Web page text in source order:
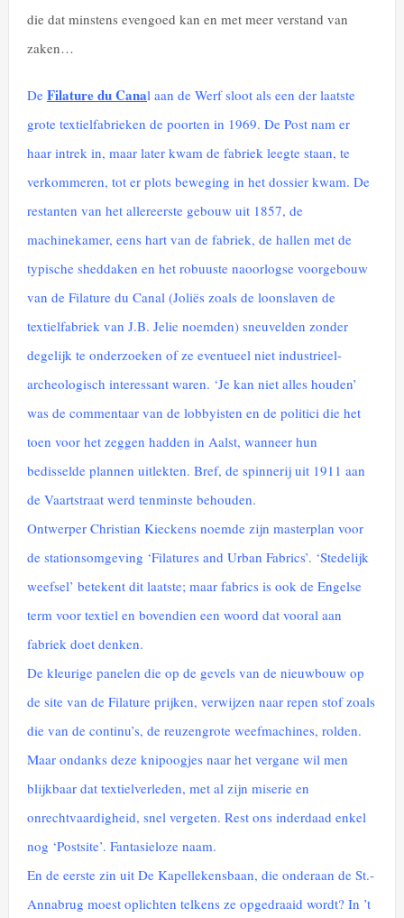
die dat minstens evengoed kan en met meer verstand van
zaken…
De Filature du Canal aan de Werf sloot als een der laatste
grote textielfabrieken de poorten in 1969. De Post nam er
haar intrek in, maar later kwam de fabriek leegte staan, te
verkommeren, tot er plots beweging in het dossier kwam. De
restanten van het allereerste gebouw uit 1857, de
machinekamer, eens hart van de fabriek, de hallen met de
typische sheddaken en het robuuste naoorlogse voorgebouw
van de Filature du Canal (Joliës zoals de loonslaven de
textielfabriek van J.B. Jelie noemden) sneuvelden zonder
degelijk te onderzoeken of ze eventueel niet industrieel-
archeologisch interessant waren. ‘Je kan niet alles houden’
was de commentaar van de lobbyisten en de politici die het
toen voor het zeggen hadden in Aalst, wanneer hun
bedisselde plannen uitlekten. Bref, de spinnerij uit 1911 aan
de Vaartstraat werd tenminste behouden.
Ontwerper Christian Kieckens noemde zijn masterplan voor
de stationsomgeving ‘Filatures and Urban Fabrics’. ‘Stedelijk
weefsel’ betekent dit laatste; maar fabrics is ook de Engelse
term voor textiel en bovendien een woord dat vooral aan
fabriek doet denken.
De kleurige panelen die op de gevels van de nieuwbouw op
de site van de Filature prijken, verwijzen naar repen stof zoals
die van de continu’s, de reuzengrote weefmachines, rolden.
Maar ondanks deze knipoogjes naar het vergane wil men
blijkbaar dat textielverleden, met al zijn miserie en
onrechtvaardigheid, snel vergeten. Rest ons inderdaad enkel
nog ‘Postsite’. Fantasieloze naam.
En de eerste zin uit De Kapellekensbaan, die onderaan de St.-
Annabrug moest oplichten telkens ze opgedraaid wordt? In ’t